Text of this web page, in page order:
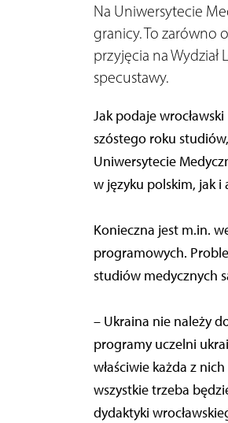
Na Uniwersytecie
granicy. To zarówno
przyjęcia na
specustawy.
Jak podaje
szóstego roku
Uniwersytecie
w języku polskim, jak
Konieczna jest m.in.
programowych.
studiów medycznych
– Ukraina nie należy
programy uczelni
właściwie każda z
wszystkie trzeba
dydaktyki